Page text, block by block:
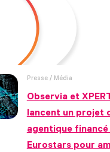
Presse / Média
Observia et
lancent un projet
agentique
Eurostars pour